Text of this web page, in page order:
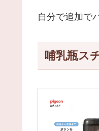
自分で追加で
哺乳瓶ス